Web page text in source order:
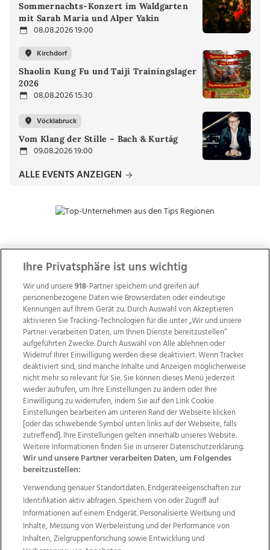
Sommernachts-Konzert im Waldgarten
mit Sarah Maria und Alper Yakin
08.08.2026 19:00
Kirchdorf
Shaolin Kung Fu und Taiji Trainingslager
2026
08.08.2026 15:30
Vöcklabruck
Vom Klang der Stille – Bach & Kurtág
09.08.2026 19:00
ALLE EVENTS ANZEIGEN
ZUR NACHRICHTENÜBERSICHT
Wir über uns Mediadaten Kontakt
Jobs
Datenschutz
Impressum
AGB Anzeigekunden
AGB Website
Ehrenkodex Politische Werbung
Weitere Angebote des Medienhauses Wimmer
TV1 di-mog-i.at OÖNow
Ischler Woche
Life Radio
OÖNachrichten
OÖN Immobilien
OÖN Karriere
OÖN Reise
Promenaden Galerien
Ihre Privatsphäre ist uns wichtig
Wir und unsere918-Partner speichern und greifen auf
personenbezogene Daten wie Browserdaten oder eindeutige
Kennungen auf Ihrem Gerät zu. Durch Auswahl von Akzeptieren
aktivieren Sie Tracking-Technologien für die unter „Wir und unsere
Partner verarbeiten Daten, um Ihnen Dienste bereitzustellen“
aufgeführten Zwecke. Durch Auswahl von Alle ablehnen oder
Widerruf Ihrer Einwilligung werden diese deaktiviert. Wenn Tracker
deaktiviert sind, sind manche Inhalte und Anzeigen möglicherweise
nicht mehr so relevant für Sie. Sie können dieses Menü jederzeit
wieder aufrufen, um Ihre Einstellungen zu ändern oder Ihre
Einwilligung zu widerrufen, indem Sie auf den Link Cookie
Einstellungen bearbeiten am unteren Rand der Webseite klicken
[oder das schwebende Symbol unten links auf der Webseite, falls
zutreffend]. Ihre Einstellungen gelten innerhalb unseres Website.
Weitere Informationen finden Sie in unserer Datenschutzerklärung.
Wir und unsere Partner verarbeiten Daten, um Folgendes
bereitzustellen:
Verwendung genauer Standortdaten. Endgeräteeigenschaften zur
Identifikation aktiv abfragen. Speichern von oder Zugriff auf
Informationen auf einem Endgerät. Personalisierte Werbung und
Inhalte, Messung von Werbeleistung und der Performance von
Inhalten, Zielgruppenforschung sowie Entwicklung und